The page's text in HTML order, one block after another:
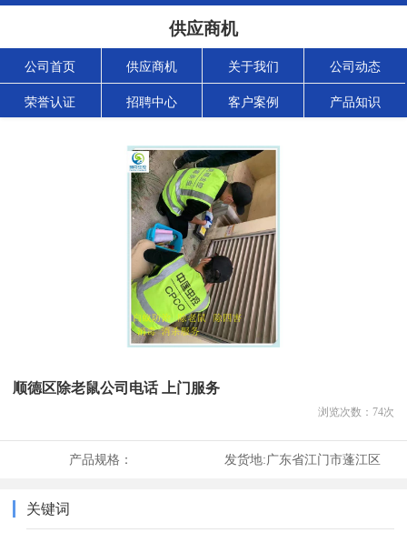
供应商机
公司首页 供应商机 关于我们 公司动态
荣誉认证 招聘中心 客户案例 产品知识
顺德区除老鼠公司电话 上门服务
浏览次数： 74次
产品规格： 发货地:广东省江门市蓬江区
关键词